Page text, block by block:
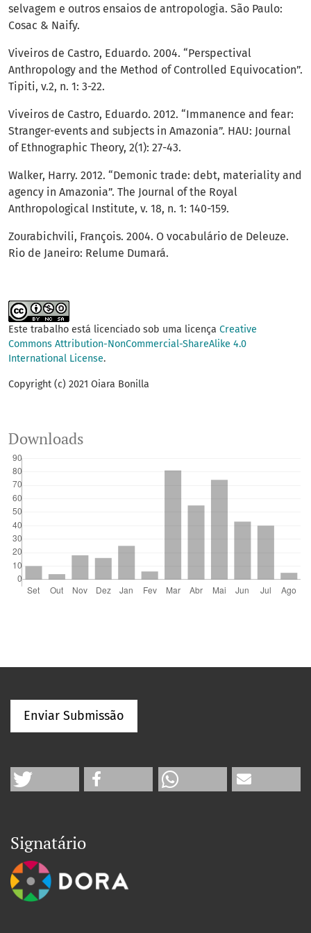
selvagem e outros ensaios de antropologia. São Paulo:
Cosac & Naify.
Viveiros de Castro, Eduardo. 2004. “Perspectival
Anthropology and the Method of Controlled Equivocation”.
Tipiti, v.2, n. 1: 3-22.
Viveiros de Castro, Eduardo. 2012. “Immanence and fear:
Stranger-events and subjects in Amazonia”. HAU: Journal
of Ethnographic Theory, 2(1): 27-43.
Walker, Harry. 2012. “Demonic trade: debt, materiality and
agency in Amazonia”. The Journal of the Royal
Anthropological Institute, v. 18, n. 1: 140-159.
Zourabichvili, François. 2004. O vocabulário de Deleuze.
Rio de Janeiro: Relume Dumará.
Este trabalho está licenciado sob uma licença Creative
Commons Attribution-NonCommercial-ShareAlike 4.0
International License.
Copyright (c) 2021 Oiara Bonilla
Downloads
Enviar Submissão
Signatário